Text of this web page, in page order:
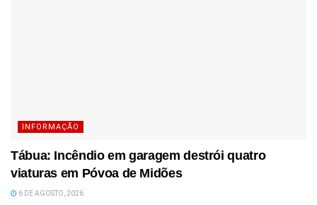
INFORMAÇÃO
Tábua: Incêndio em garagem destrói quatro
viaturas em Póvoa de Midões
6 DE AGOSTO, 2026